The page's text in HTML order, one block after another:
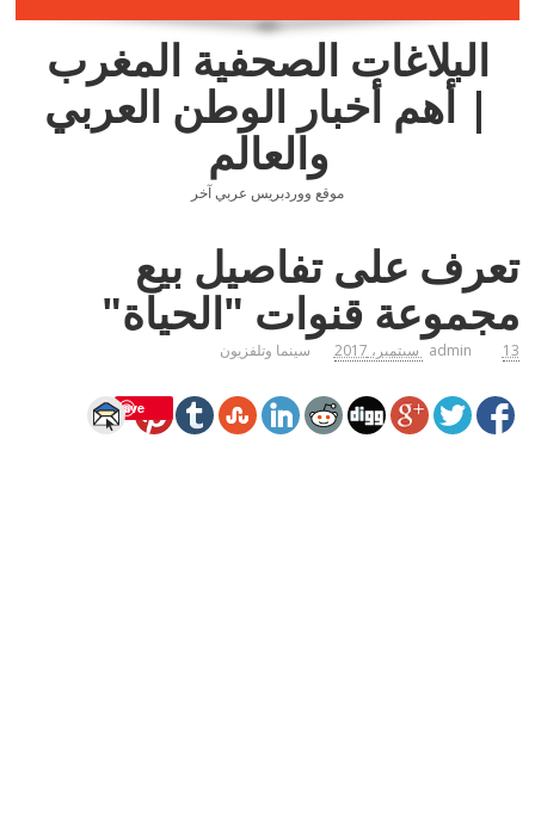
البلاغات الصحفية المغرب
| أهم أخبار الوطن العربي
والعالم
موقع ووردبريس عربي آخر
تعرف على تفاصيل بيع
مجموعة قنوات "الحياة"
admin 13 سبتمبر، 2017 سينما وتلفزيون
Save